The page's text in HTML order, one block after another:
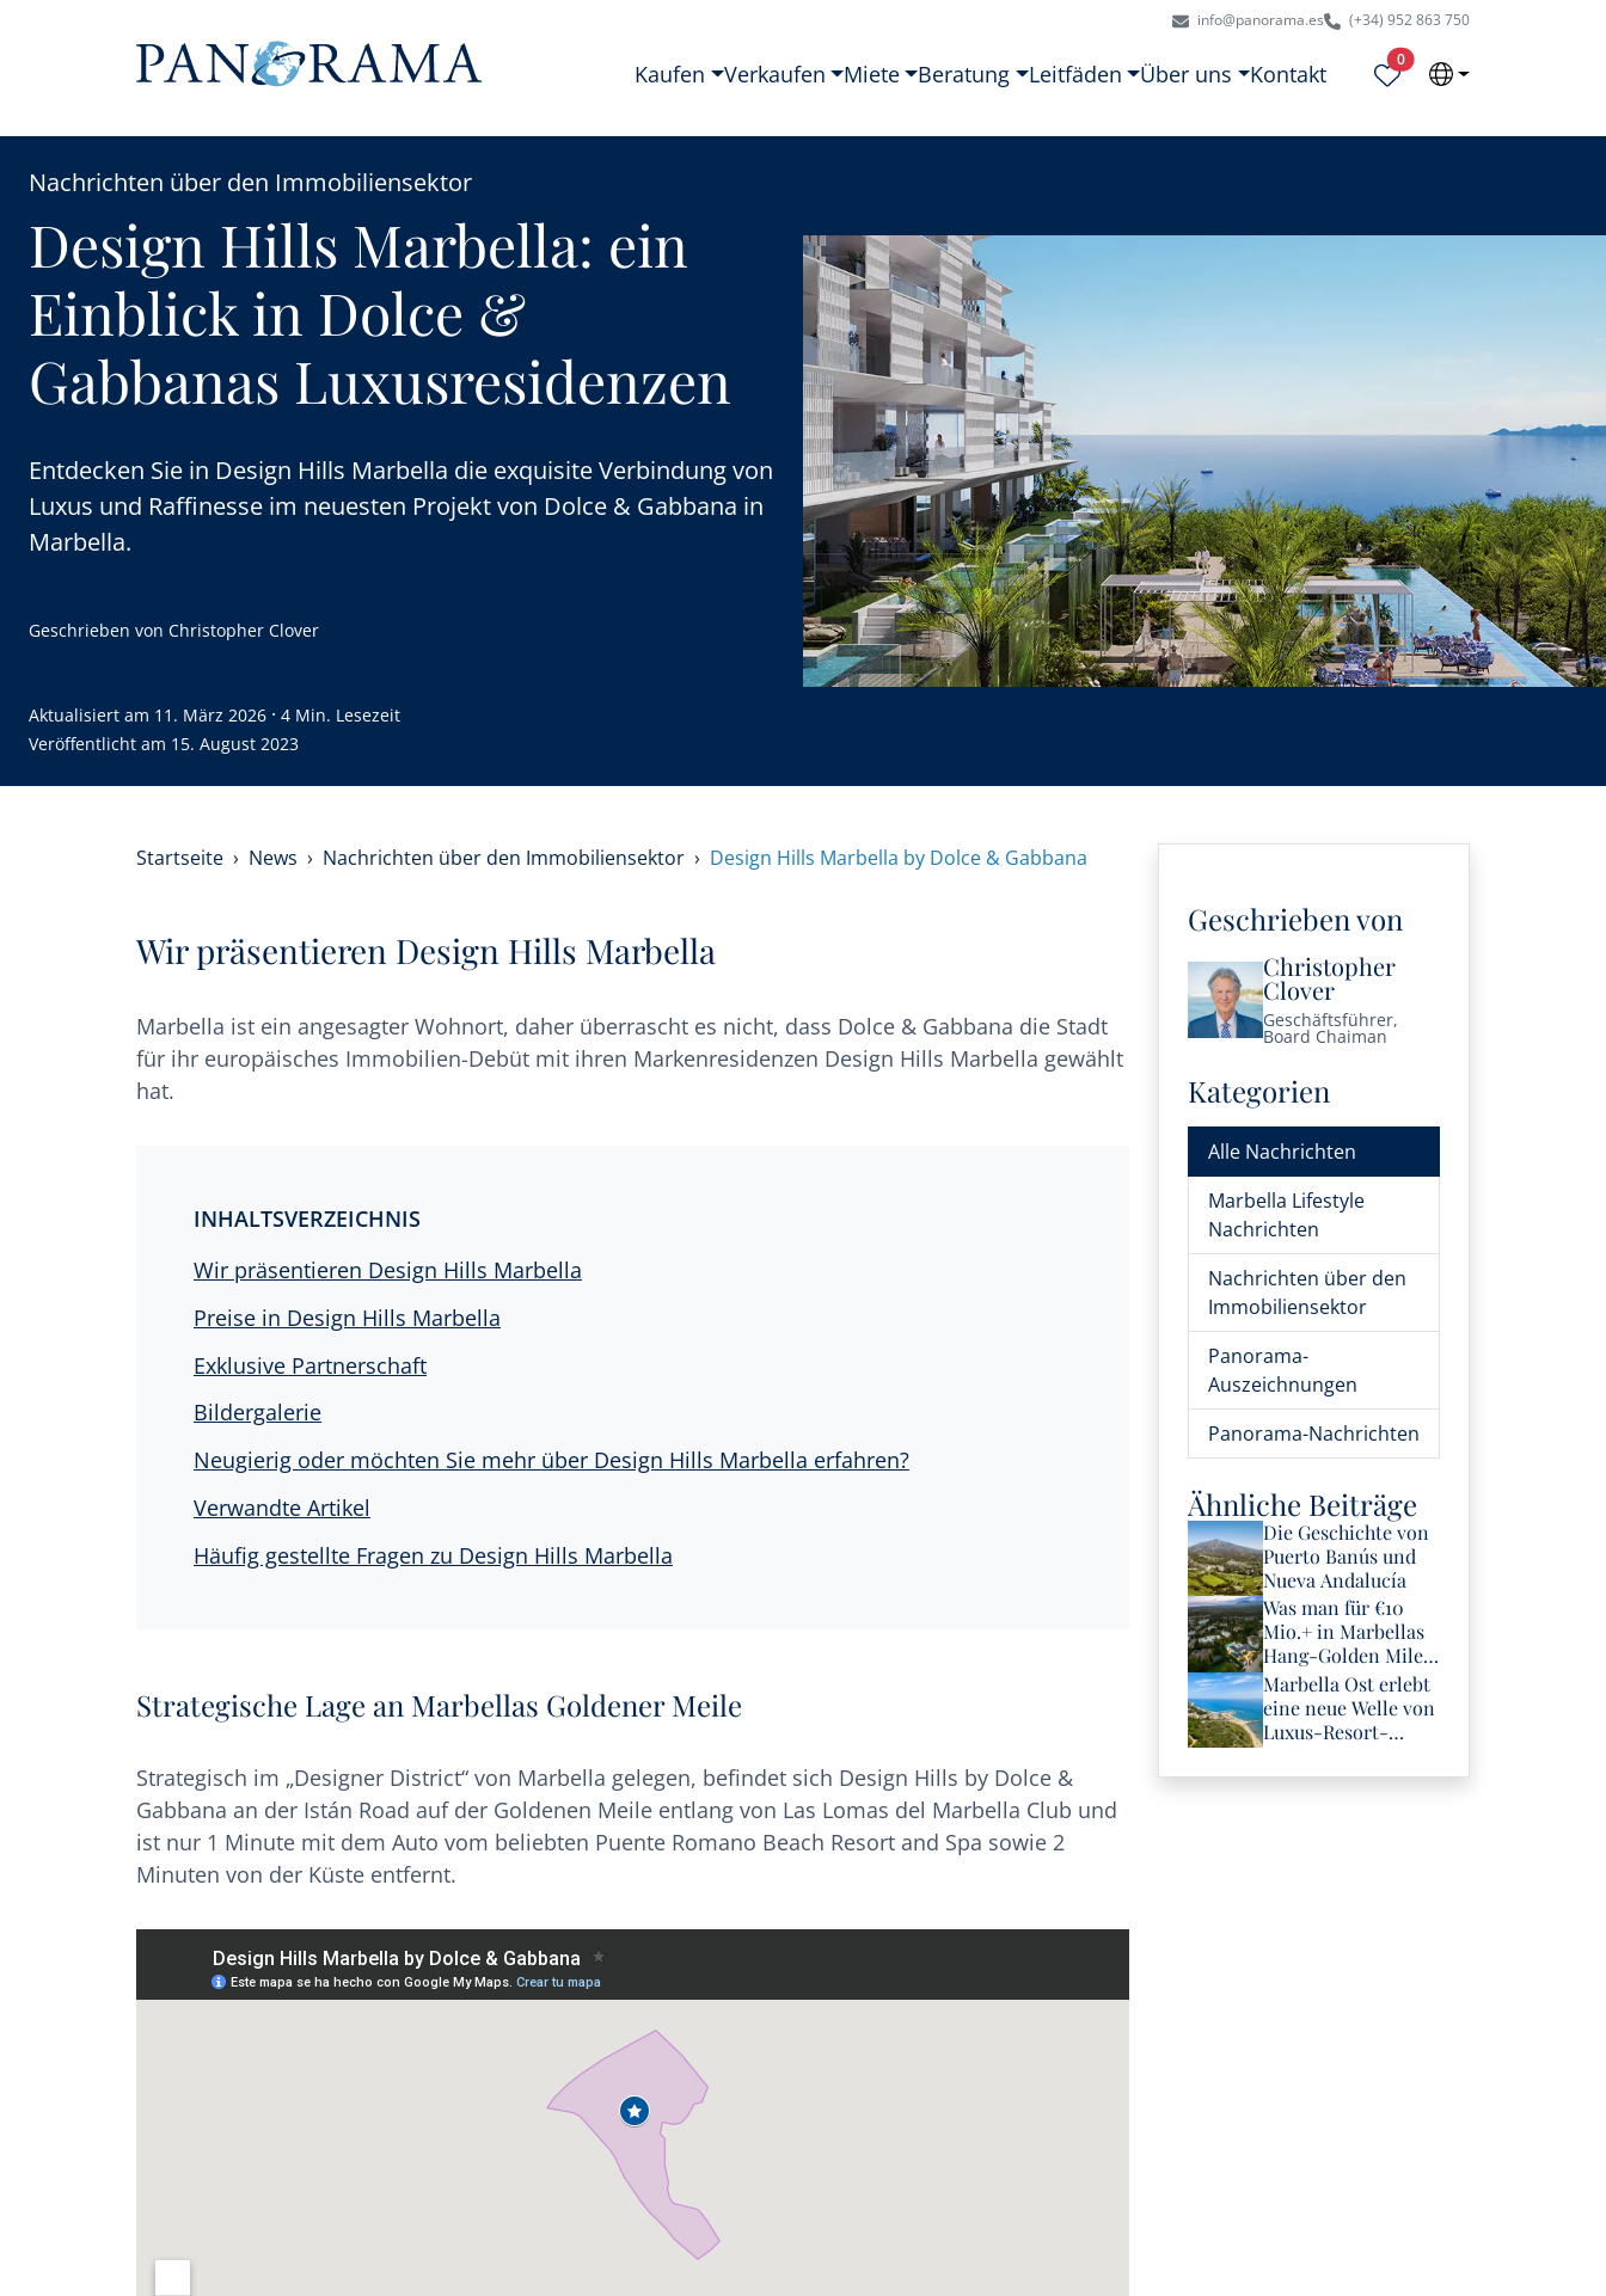
info@panorama.es (+34) 952 863 750
Kaufen Verkaufen Miete Beratung Leitfäden Über uns Kontakt
0Ausgewählte Objekte
Nachrichten über den Immobiliensektor
Design Hills Marbella: ein
Einblick in Dolce &
Gabbanas Luxusresidenzen
Entdecken Sie in Design Hills Marbella die exquisite Verbindung von
Luxus und Raffinesse im neuesten Projekt von Dolce & Gabbana in
Marbella.
Geschrieben von Christopher Clover
Aktualisiert am 11. März 2026 · 4 Min. Lesezeit
Veröffentlicht am 15. August 2023
Startseite News Nachrichten über den Immobiliensektor Design Hills Marbella by Dolce & Gabbana
Wir präsentieren Design Hills Marbella
Marbella ist ein angesagter Wohnort, daher überrascht es nicht, dass Dolce & Gabbana die Stadt
für ihr europäisches Immobilien-Debüt mit ihren Markenresidenzen Design Hills Marbella gewählt
hat.
INHALTSVERZEICHNIS
Wir präsentieren Design Hills Marbella
Preise in Design Hills Marbella
Exklusive Partnerschaft
Bildergalerie
Neugierig oder möchten Sie mehr über Design Hills Marbella erfahren?
Verwandte Artikel
Häufig gestellte Fragen zu Design Hills Marbella
Strategische Lage an Marbellas Goldener Meile
Strategisch im „Designer District“ von Marbella gelegen, befindet sich Design Hills by Dolce &
Gabbana an der Istán Road auf der Goldenen Meile entlang von Las Lomas del Marbella Club und
ist nur 1 Minute mit dem Auto vom beliebten Puente Romano Beach Resort and Spa sowie 2
Minuten von der Küste entfernt.
Geschrieben von
Christopher
Clover
Geschäftsführer,
Board Chaiman
Kategorien
Alle Nachrichten
Marbella Lifestyle
Nachrichten
Nachrichten über den
Immobiliensektor
Panorama-
Auszeichnungen
Panorama-Nachrichten
Ähnliche Beiträge
Die Geschichte von
Puerto Banús und
Nueva Andalucía
Was man für €10
Mio.+ in Marbellas
Hang-Golden Mile
bekommt
Marbella Ost erlebt
eine neue Welle von
Luxus-Resort-